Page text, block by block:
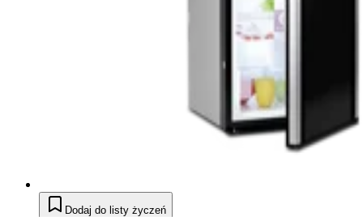
Dodaj do listy życzeń